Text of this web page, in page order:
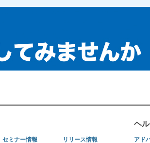
セミナー情報 リリース情報
ヘ
アド